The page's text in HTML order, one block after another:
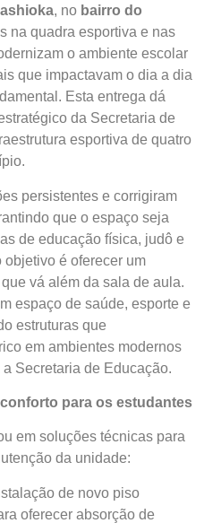
, no bairro do
na quadra esportiva e nas
o ambiente escolar
que impactavam o dia a dia
Esta entrega dá
da Secretaria de
esportiva de quatro
persistentes e corrigiram
que o espaço seja
de educação física, judô e
objetivo é oferecer um
vá além da sala de aula.
espaço de saúde, esporte e
estruturas que
em ambientes modernos
Secretaria de Educação.
para os estudantes
em soluções técnicas para
da unidade:
de novo piso
oferecer absorção de